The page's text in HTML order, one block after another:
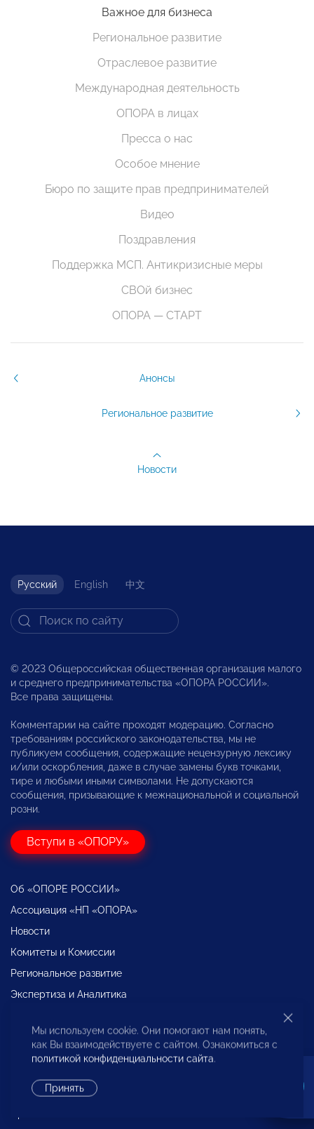
Важное для бизнеса
Региональное развитие
Отраслевое развитие
Международная деятельность
ОПОРА в лицах
Пресса о нас
Особое мнение
Бюро по защите прав предпринимателей
Видео
Поздравления
Поддержка МСП. Антикризисные меры
СВОй бизнес
ОПОРА — СТАРТ
Анонсы
Региональное развитие
Новости
Русский English 中文
© 2023 Общероссийская общественная организация малого
и среднего предпринимательства «ОПОРА РОССИИ».
Все права защищены.
Комментарии на сайте проходят модерацию. Согласно
требованиям российского законодательства, мы не
публикуем сообщения, содержащие нецензурную лексику
и/или оскорбления, даже в случае замены букв точками,
тире и любыми иными символами. Не допускаются
сообщения, призывающие к межнациональной и социальной
розни.
Вступи в «ОПОРУ»
Об «ОПОРЕ РОССИИ»
Ассоциация «НП «ОПОРА»
Новости
Комитеты и Комиссии
Региональное развитие
Экспертиза и Аналитика
Декларация о взаимодействии крупного бизнеса с
субъектами МСП
Образование
Мы используем cookie. Они помогают нам понять,
как Вы взаимодействуете с сайтом. Ознакомиться с
политикой конфиденциальности сайта.
Принять